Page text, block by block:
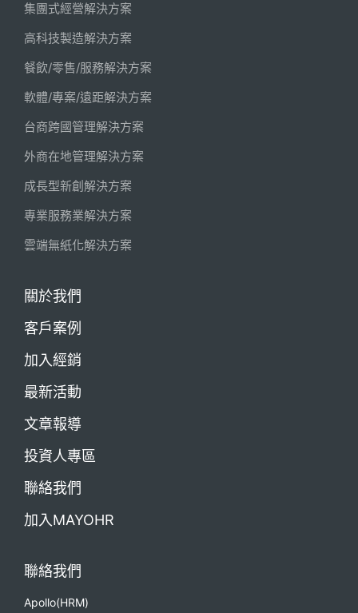
集團式經營解決方案
高科技製造解決方案
餐飲/零售/服務解決方案
軟體/專案/遠距解決方案
台商跨國管理解決方案
外商在地管理解決方案
成長型新創解決方案
專業服務業解決方案
雲端無紙化解決方案
關於我們
客戶案例
加入經銷
最新活動
文章報導
投資人專區
聯絡我們
加入MAYOHR
聯絡我們
Apollo(HRM)